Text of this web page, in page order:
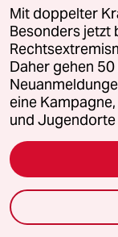
Krieg in der
Niedrigwasser
Ceuta
Waldbrände
Rente
Mit doppelter
Besonders jetzt
Daher gehen
eine
und